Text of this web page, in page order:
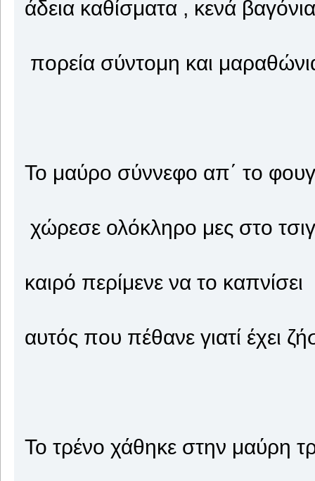
άδεια καθίσματα , κενά βαγόνια
πορεία σύντομη και
Το μαύρο σύννεφο απ΄ το
χώρεσε ολόκληρο μες στο
καιρό περίμενε να το καπνίσει
αυτός που πέθανε γιατί έχει
Το τρένο χάθηκε στην μαύρη